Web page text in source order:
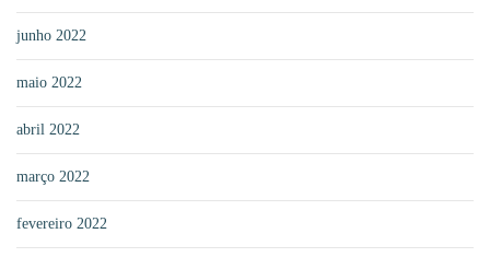
junho 2022
maio 2022
abril 2022
março 2022
fevereiro 2022